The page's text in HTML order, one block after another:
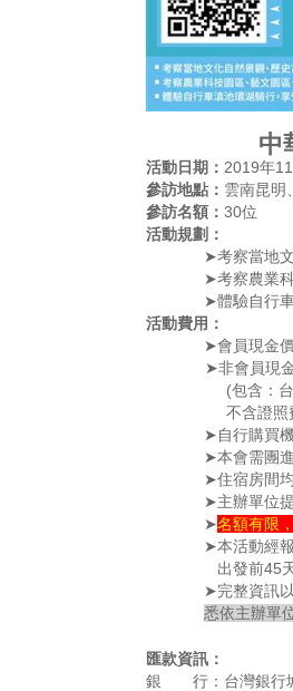
中
活動日期： 2019年
參訪地點： 雲南昆明
參訪名額： 30位
活動規劃：
➤考察當地
➤考察農業
➤體驗自行
活動費用：
➤會員現金
➤非會員現金價
(包含：
不含證照
➤自行購買
➤本會需團
➤住宿房間
➤主辦單位
➤名額有限
➤本活動經
出發前45
➤完整資訊
悉依主辦單
匯款資訊：
銀 行：台灣銀行